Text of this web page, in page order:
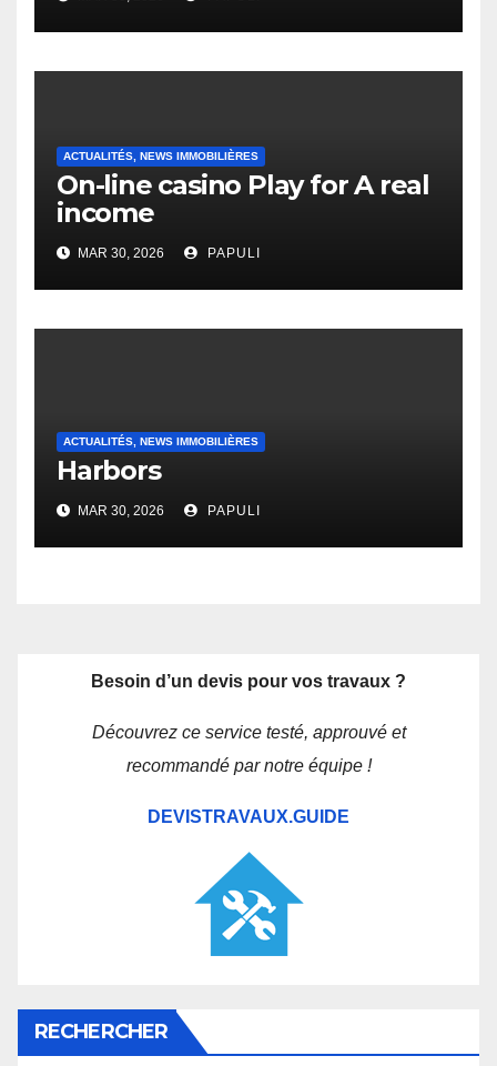
English Vocabulary Learners
Heap Change
ACTUALITÉS, NEWS IMMOBILIÈRES
On-line casino Play for A real
income
MAR 30, 2026 PAPULI
ACTUALITÉS, NEWS IMMOBILIÈRES
Harbors
MAR 30, 2026 PAPULI
Besoin d’un devis pour vos travaux ?
Découvrez ce service testé, approuvé et
recommandé par notre équipe !
DEVISTRAVAUX.GUIDE
RECHERCHER